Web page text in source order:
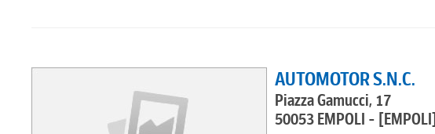
AUTOMOTOR S.N.C.
Piazza Gamucci, 17
50053 EMPOLI - [EMPOLI]